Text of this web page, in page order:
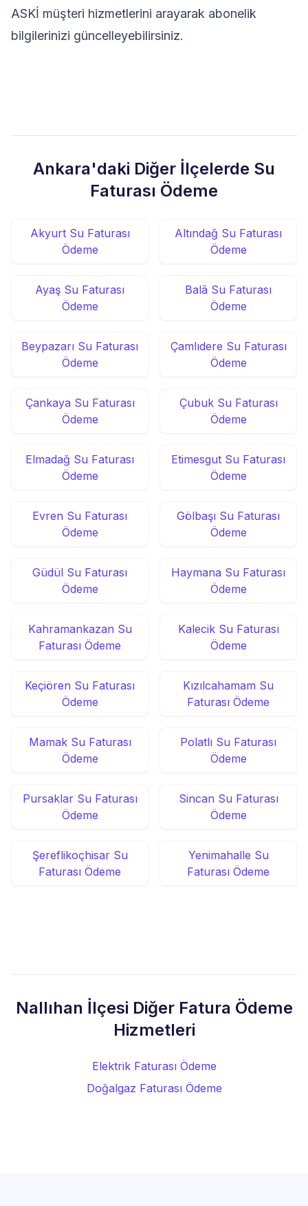
ASKİ müşteri hizmetlerini arayarak abonelik
bilgilerinizi güncelleyebilirsiniz.
Ankara'daki Diğer İlçelerde Su
Faturası Ödeme
Akyurt Su Faturası
Ödeme
Altındağ Su Faturası
Ödeme
Ayaş Su Faturası
Ödeme
Balâ Su Faturası
Ödeme
Beypazarı Su Faturası
Ödeme
Çamlıdere Su Faturası
Ödeme
Çankaya Su Faturası
Ödeme
Çubuk Su Faturası
Ödeme
Elmadağ Su Faturası
Ödeme
Etimesgut Su Faturası
Ödeme
Evren Su Faturası
Ödeme
Gölbaşı Su Faturası
Ödeme
Güdül Su Faturası
Ödeme
Haymana Su Faturası
Ödeme
Kahramankazan Su
Faturası Ödeme
Kalecik Su Faturası
Ödeme
Keçiören Su Faturası
Ödeme
Kızılcahamam Su
Faturası Ödeme
Mamak Su Faturası
Ödeme
Polatlı Su Faturası
Ödeme
Pursaklar Su Faturası
Ödeme
Sincan Su Faturası
Ödeme
Şereflikoçhisar Su
Faturası Ödeme
Yenimahalle Su
Faturası Ödeme
Nallıhan İlçesi Diğer Fatura Ödeme
Hizmetleri
Elektrik Faturası Ödeme
Doğalgaz Faturası Ödeme